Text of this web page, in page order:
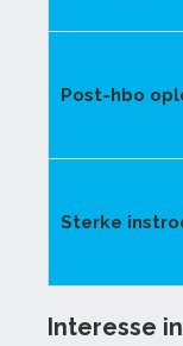
Post-hbo
Sterke
Interesse